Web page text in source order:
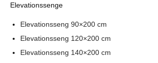
Elevationssenge
Elevationsseng 90×200 cm
Elevationsseng 120×200 cm
Elevationsseng 140×200 cm